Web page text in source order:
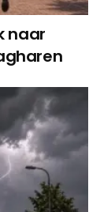
naar